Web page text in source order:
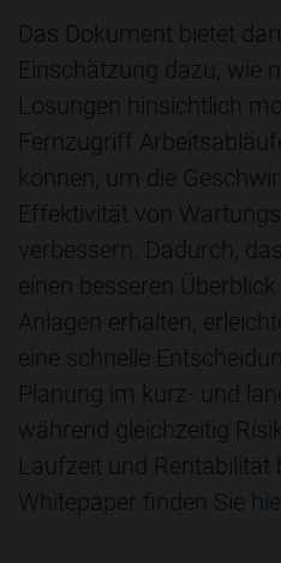
Das Dokument bietet
Einschätzung dazu, wie
Lösungen hinsichtlich
Fernzugriff
können, um die
Effektivität von
verbessern. Dadurch,
einen besseren
Anlagen erhalten,
eine schnelle
Planung im kurz- und
während gleichzeitig
Laufzeit und Rentabilität
Whitepaper finden Sie